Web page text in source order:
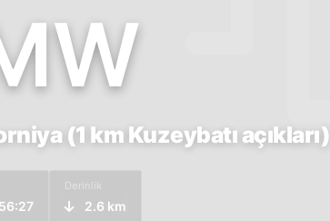
(1 km Kuzeybatı açıkları)
Derinlik
2.6 km